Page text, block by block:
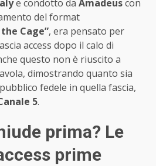
e condotto da Amadeuscon
del format
the Cage”, era pensato per
access dopo il calo di
questo non è riuscito a
dimostrando quanto sia
fedele in quella fascia,
5.
prima? Le
prime